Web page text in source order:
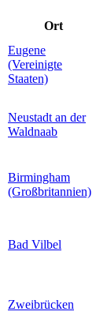
Ort
Eugene
(Vereinigte
Staaten)
Neustadt an der
Waldnaab
Birmingham
(Großbritannien)
Bad Vilbel
Zweibrücken